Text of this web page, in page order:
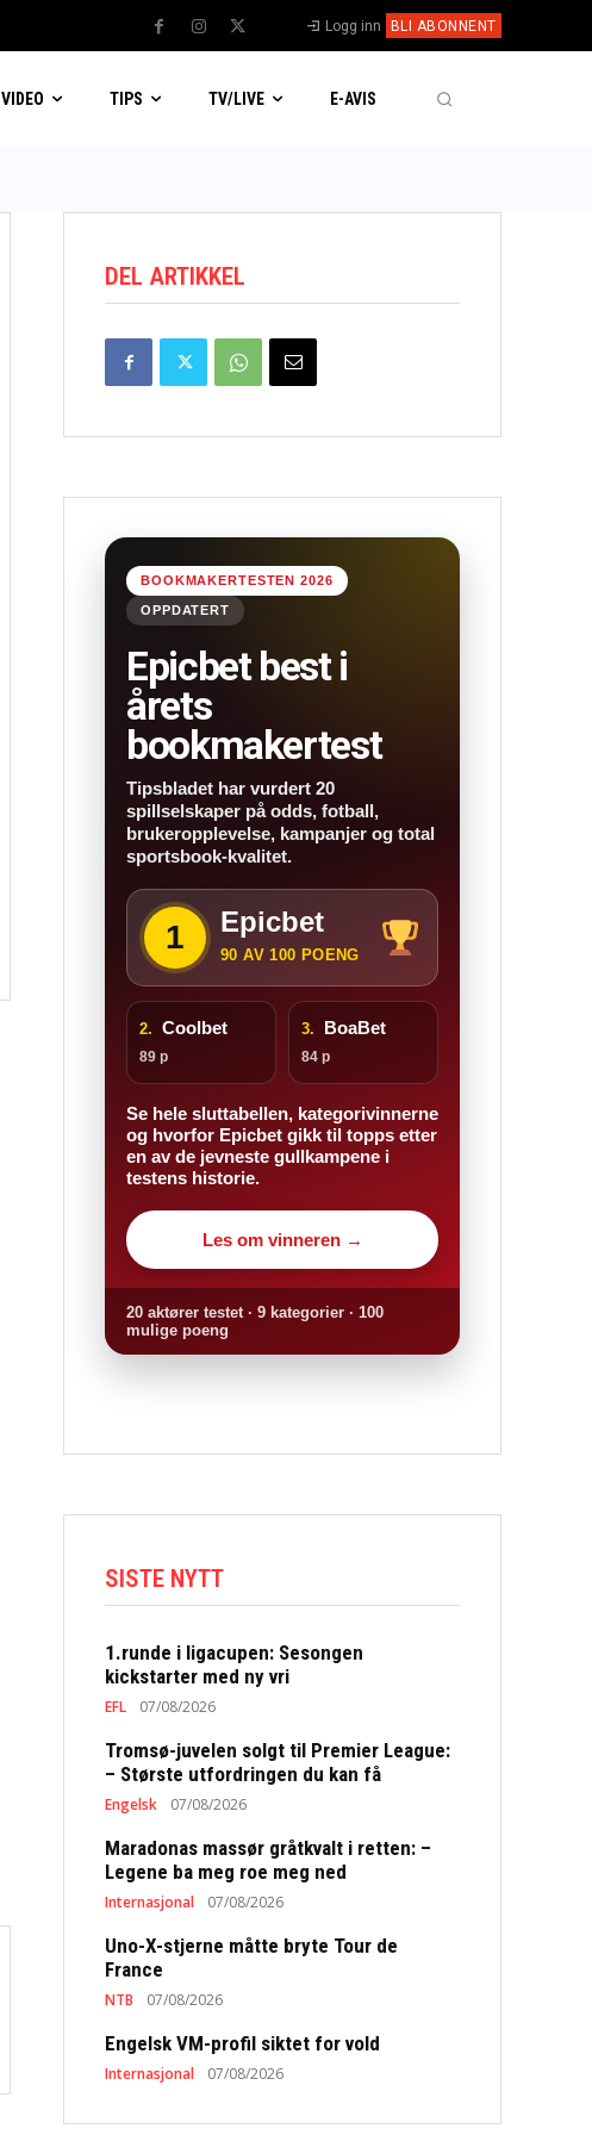
Logg inn BLI ABONNENT
VIDEO TIPS TV/LIVE E-AVIS
DEL ARTIKKEL
BOOKMAKERTESTEN 2026
OPPDATERT
Epicbet best i
årets
bookmakertest
Tipsbladet har vurdert 20
spillselskaper på odds, fotball,
brukeropplevelse, kampanjer og total
sportsbook-kvalitet.
1 Epicbet
90 AV 100 POENG
2. Coolbet
89 p
3. BoaBet
84 p
Se hele sluttabellen, kategorivinnerne
og hvorfor Epicbet gikk til topps etter
en av de jevneste gullkampene i
testens historie.
Les om vinneren →
20 aktører testet · 9 kategorier · 100
mulige poeng
SISTE NYTT
1.runde i ligacupen: Sesongen
kickstarter med ny vri
EFL 07/08/2026
Tromsø-juvelen solgt til Premier League:
– Største utfordringen du kan få
Engelsk 07/08/2026
Maradonas massør gråtkvalt i retten: –
Legene ba meg roe meg ned
Internasjonal 07/08/2026
Uno-X-stjerne måtte bryte Tour de
France
NTB 07/08/2026
Engelsk VM-profil siktet for vold
Internasjonal 07/08/2026